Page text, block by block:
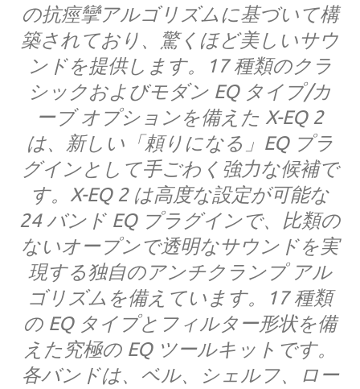
の抗痙攣アルゴリズムに基づいて構
築されており、驚くほど美しいサウ
ンドを提供します。17 種類のクラ
シックおよびモダン EQ タイプ/カ
ーブ オプションを備えた X-EQ 2
は、新しい「頼りになる」EQ プラ
グインとして手ごわく強力な候補で
す。X-EQ 2 は高度な設定が可能な
24 バンド EQ プラグインで、比類の
ないオープンで透明なサウンドを実
現する独自のアンチクランプ アル
ゴリズムを備えています。17 種類
の EQ タイプとフィルター形状を備
えた究極の EQ ツールキットです。
各バンドは、ベル、シェルフ、ロー